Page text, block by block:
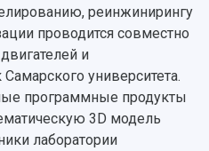
университет?
деятельность
научные коллективы
реинжинирингу
проводится совместно
и
университета.
программные продукты
3D модель
лаборатории